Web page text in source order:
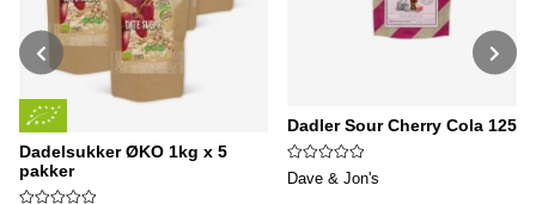
Dadelsukker ØKO 1kg x 5
pakker
Dadler Sour Cherry Cola 125g
Dave & Jon's